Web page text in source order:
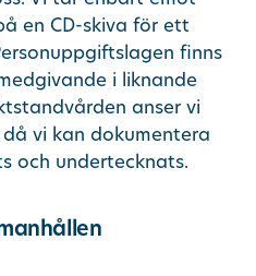
en CD-skiva för ett
finns
i liknande
anser vi
vi kan dokumentera
och undertecknats.